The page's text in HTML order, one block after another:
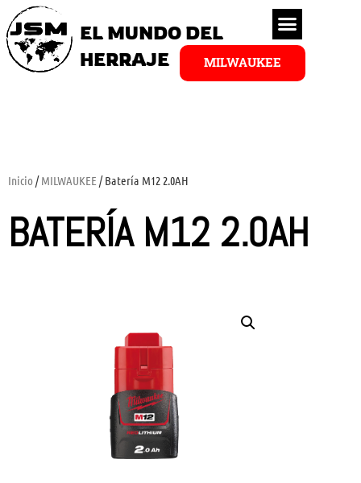
EL MUNDO DEL
HERRAJE
MILWAUKEE
Inicio /MILWAUKEE / Batería M12 2.0AH
BATERÍA M12 2.0AH